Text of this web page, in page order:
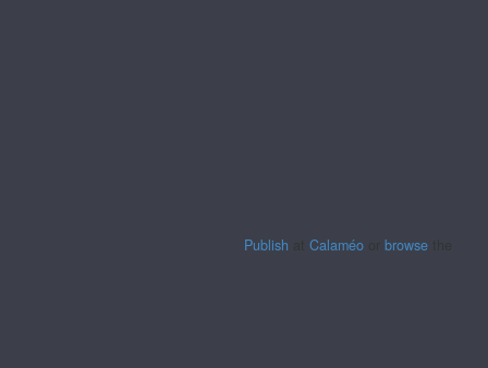
Publish Calaméo browse